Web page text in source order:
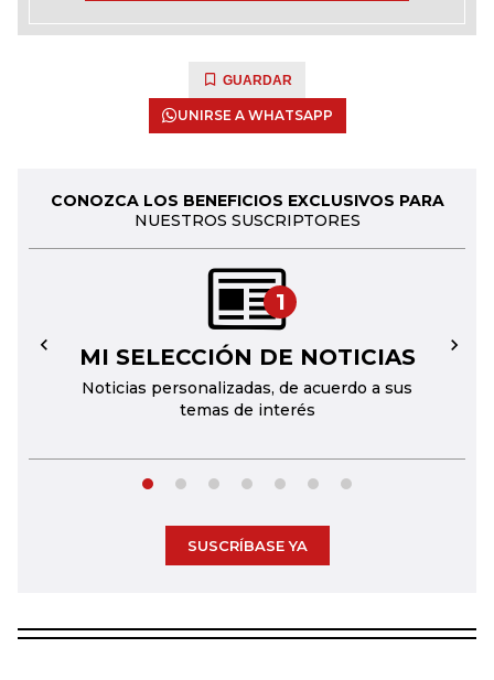
GUARDAR
UNIRSE A WHATSAPP
CONOZCA LOS BENEFICIOS EXCLUSIVOS PARA
NUESTROS SUSCRIPTORES
1
MI SELECCIÓN DE NOTICIAS
Noticias personalizadas, de acuerdo a sus
temas de interés
← →
SUSCRÍBASE YA